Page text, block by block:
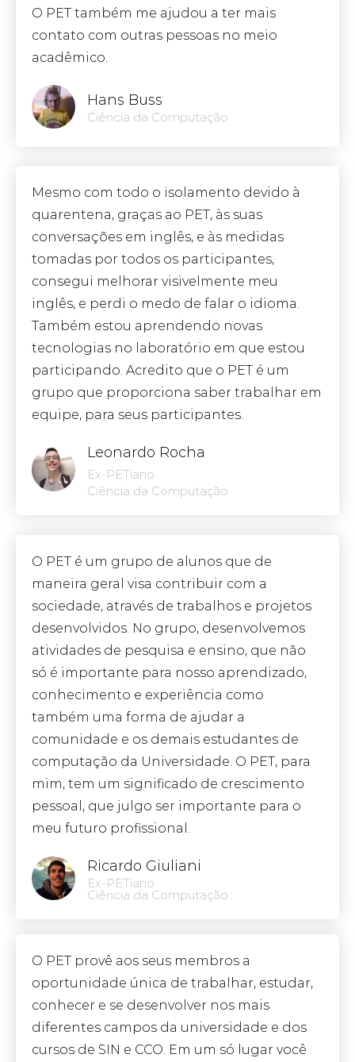
O PET também me ajudou a ter mais
contato com outras pessoas no meio
acadêmico.
Hans Buss
Ciência da Computação
Mesmo com todo o isolamento devido à
quarentena, graças ao PET, às suas
conversações em inglês, e às medidas
tomadas por todos os participantes,
consegui melhorar visivelmente meu
inglês, e perdi o medo de falar o idioma.
Também estou aprendendo novas
tecnologias no laboratório em que estou
participando. Acredito que o PET é um
grupo que proporciona saber trabalhar em
equipe, para seus participantes.
Leonardo Rocha
Ex-PETiano
Ciência da Computação
O PET é um grupo de alunos que de
maneira geral visa contribuir com a
sociedade, através de trabalhos e projetos
desenvolvidos. No grupo, desenvolvemos
atividades de pesquisa e ensino, que não
só é importante para nosso aprendizado,
conhecimento e experiência como
também uma forma de ajudar a
comunidade e os demais estudantes de
computação da Universidade. O PET, para
mim, tem um significado de crescimento
pessoal, que julgo ser importante para o
meu futuro profissional.
Ricardo Giuliani
Ex-PETiano
Ciência da Computação
O PET provê aos seus membros a
oportunidade única de trabalhar, estudar,
conhecer e se desenvolver nos mais
diferentes campos da universidade e dos
cursos de SIN e CCO. Em um só lugar você